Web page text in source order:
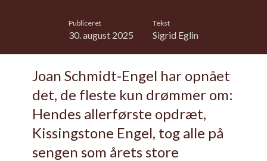
Publiceret
30. august 2025
Tekst
Sigrid Eglin
Joan Schmidt-Engel har opnået
det, de fleste kun drømmer om:
Hendes allerførste opdræt,
Kissingstone Engel, tog alle på
sengen som årets store